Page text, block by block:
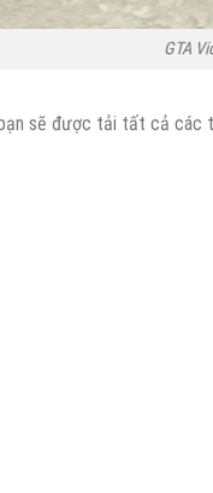
GTA
sẽ được tải tất cả các